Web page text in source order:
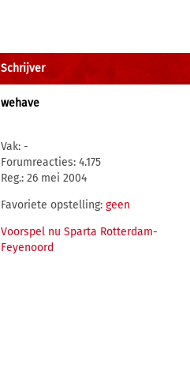
Schrijver
wehave
Vak: -
Forumreacties: 4.175
Reg.: 26 mei 2004
Favoriete opstelling: geen
Voorspel nu Sparta Rotterdam-
Feyenoord